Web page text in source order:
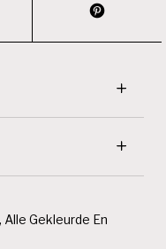
, Alle Gekleurde En